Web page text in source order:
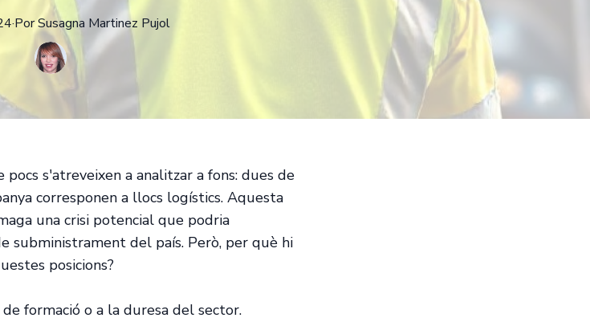
·PorSusagna Martinez Pujol
s'atreveixen a analitzar a fons: dues de
corresponen a llocs logístics. Aquesta
una crisi potencial que podria
subministrament del país. Però, per què hi
posicions?
formació o a la duresa del sector.